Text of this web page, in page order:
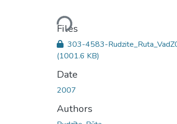
Loading...
Files
303-4583-
(1001.6 KB)
Date
2007
Authors